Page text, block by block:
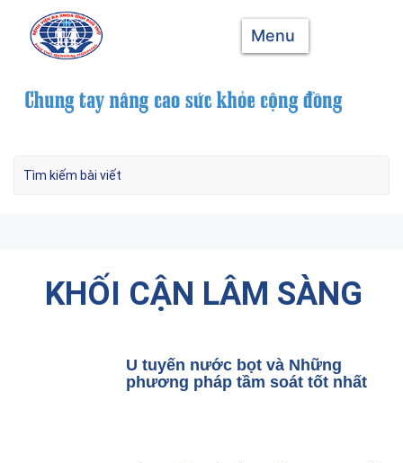
Menu
KHỐI CẬN LÂM SÀNG
U tuyến nước bọt và Những
phương pháp tầm soát tốt nhất